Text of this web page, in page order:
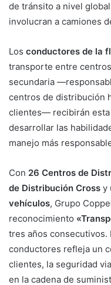
de tránsito a nivel
involucran a camiones
Los conductores de la
transporte entre
secundaria
centros de distribución
clientes— recibirán
desarrollar las
manejo más
Con 26 Centros de
de Distribución Cross y
vehículos, Grupo
reconocimiento
tres años consecutivos.
conductores refleja un
clientes, la seguridad
en la cadena de